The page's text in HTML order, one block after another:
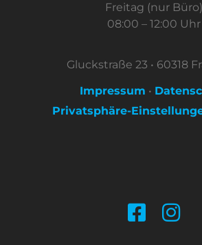
Freitag (nur Büro)
08:00 – 12:00 Uhr
Gluckstraße 23 • 60318
Impressum •
Privatsphäre-